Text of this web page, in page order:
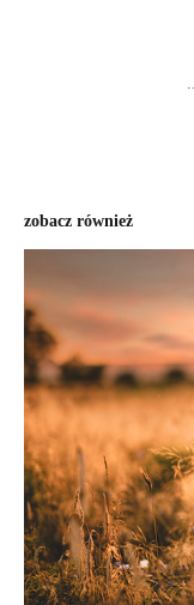
zobacz również